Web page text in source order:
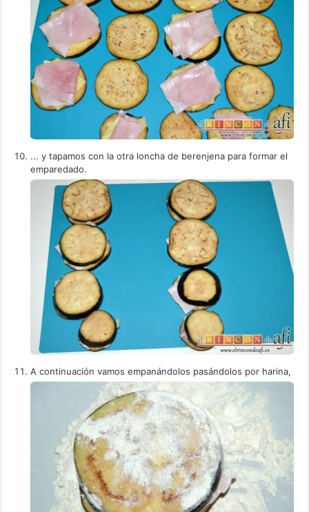
... y tapamos con la otra loncha de berenjena para formar el
emparedado.
A continuación vamos empanándolos pasándolos por harina,